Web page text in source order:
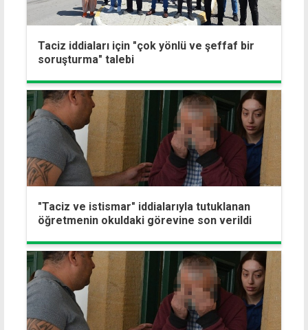
Taciz iddiaları için "çok yönlü ve şeffaf bir
soruşturma" talebi
"Taciz ve istismar" iddialarıyla tutuklanan
öğretmenin okuldaki görevine son verildi